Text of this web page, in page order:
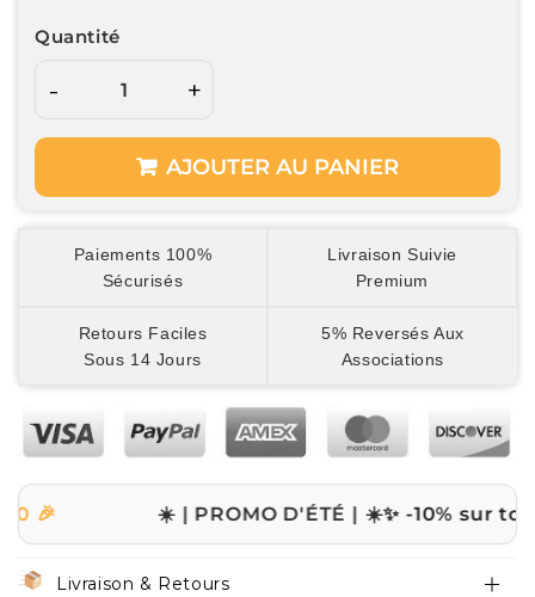
Quantité
- +
AJOUTER AU PANIER
Paiements 100%
Sécurisés
Livraison Suivie
Premium
Retours Faciles
Sous 14 Jours
5% Reversés Aux
Associations
☀️ | PROMO D'ÉTÉ | ☀️✨ -10% sur tout le
Livraison & Retours